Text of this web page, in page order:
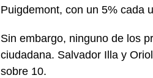
Puigdemont, con un 5% cada
Sin embargo, ninguno de los
ciudadana. Salvador Illa y
sobre 10.